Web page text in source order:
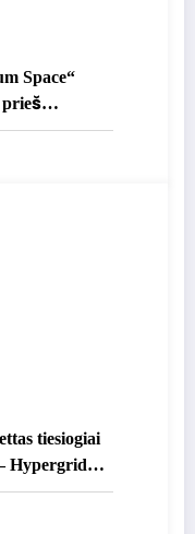
Space“
tiesiogiai
Hypergrid